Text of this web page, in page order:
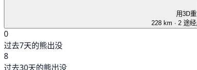
用3D
228 km · 2 途
0
过去7天的熊出没
8
过去30天的熊出没